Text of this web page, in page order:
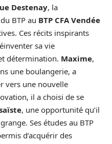
Destenay, la
BTP au BTP CFA Vendée
Ces récits inspirants
sa vie
détermination. Maxime,
une boulangerie, a
vers une nouvelle
il a choisi de se
, une opportunité qu’il
Ses études au BTP
d’acquérir des